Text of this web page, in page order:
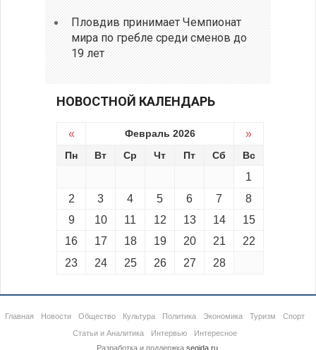
Пловдив принимает Чемпионат
мира по гребле среди сменов до
19 лет
НОВОСТНОЙ КАЛЕНДАРЬ
« Февраль 2026 »
Пн Вт Ср Чт Пт Сб Вс
1
2
3 4 5 6 7
8
9
10 11 12 13 14
15
16
17 18 19 20 21
22
23
24 25 26 27 28
Главная Новости Общество Культура Политика Экономика Туризм
Спорт
Статьи и Аналитика
Интервью
Интересное
Разработка и поддержка segida.ru.